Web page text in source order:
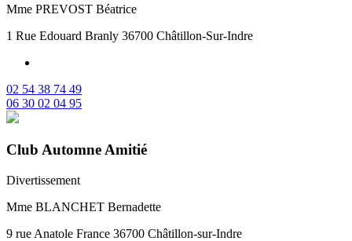
Mme PREVOST Béatrice
1 Rue Edouard Branly 36700 Châtillon-Sur-Indre
02 54 38 74 49
06 30 02 04 95
Club Automne Amitié
Divertissement
Mme BLANCHET Bernadette
9 rue Anatole France 36700 Châtillon-sur-Indre